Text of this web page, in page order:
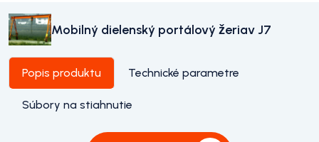
Mobilný dielenský portálový žeriav J7
Popis produktu Technické parametre
Súbory na stiahnutie